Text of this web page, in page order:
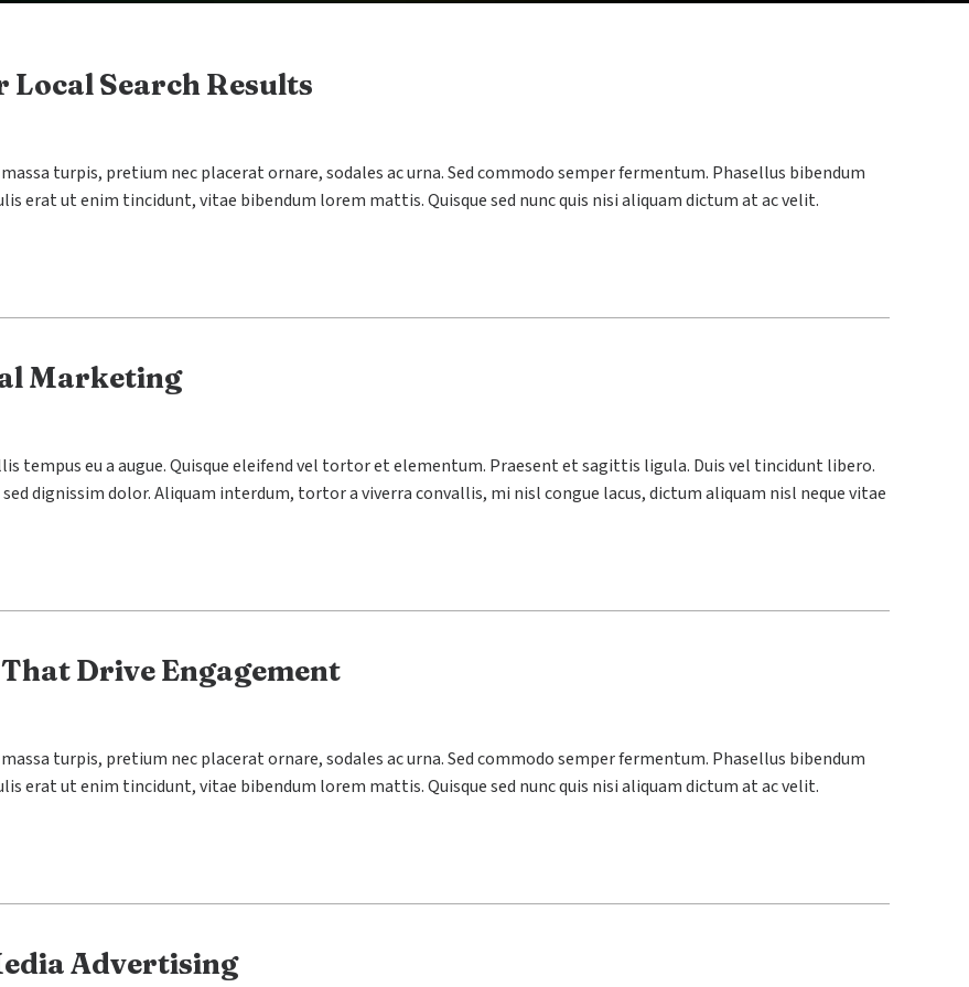
Local Search Results
turpis, pretium nec placerat ornare, sodales ac urna. Sed commodo semper fermentum. Phasellus bibendum
erat ut enim tincidunt, vitae bibendum lorem mattis. Quisque sed nunc quis nisi aliquam dictum at ac velit.
Marketing
tempus eu a augue. Quisque eleifend vel tortor et elementum. Praesent et sagittis ligula. Duis vel tincidunt libero.
dignissim dolor. Aliquam interdum, tortor a viverra convallis, mi nisl congue lacus, dictum aliquam nisl neque vitae
Drive Engagement
turpis, pretium nec placerat ornare, sodales ac urna. Sed commodo semper fermentum. Phasellus bibendum
erat ut enim tincidunt, vitae bibendum lorem mattis. Quisque sed nunc quis nisi aliquam dictum at ac velit.
Advertising